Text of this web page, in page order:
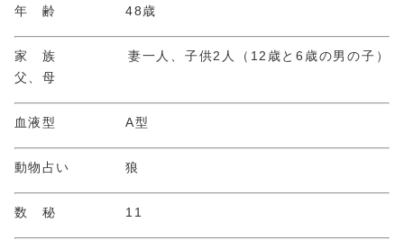
年 齢 48歳
家 族 妻一人、子供2人（12歳と6歳の男の子）
父、母
血液型 A型
動物占い 狼
数 秘 11